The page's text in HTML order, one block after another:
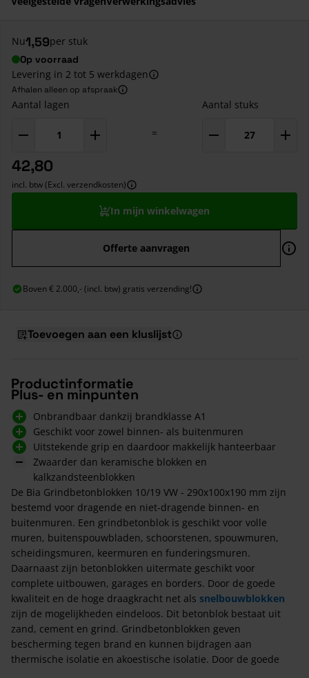
Nu1,59per stuk
Op voorraad
Levering in 2 tot 5 werkdagen
Afhalen alleen op afspraak
Aantal lagen
=
Aantal stuks
42,80
incl. btw (Excl. verzendkosten)
In mijn winkelwagen
Offerte aanvragen
Boven € 2.000,- (incl. btw) gratis verzending!
Toevoegen aan een kluslijst
Productinformatie
Plus- en minpunten
Onbrandbaar dankzij brandklasse A1
Geschikt voor zowel binnen- als buitenmuren
Uitstekende grip en daardoor makkelijk hanteerbaar
Zwaarder dan keramische blokken en
kalkzandsteenblokken
De Bia Grindbetonblokken 10/19 VW - 290x100x190 mm zijn
bestemd voor dragende en niet-dragende binnen- en
buitenmuren. Een grindbetonblok is geschikt voor volle
muren, buitenspouwbladen, schoorstenen, spouwmuren,
scheidingsmuren, keermuren en funderingsmuren.
Daarnaast zijn betonblokken uitermate geschikt voor
complete uitbouwen, garages en borders. Door de goede
kwaliteit en de hoge draagkracht net als snelbouwblokken
zijn de mogelijkheden eindeloos. Dit betonblok bestaat uit
zand, cement en grind. Grindbetonblokken geven
bescherming tegen brand en kunnen bijdragen aan
thermische isolatie en akoestische isolatie. Door de goede